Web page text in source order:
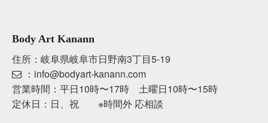
Body Art Kanann
住所：岐阜県岐阜市日野南3丁目5-19
：info@bodyart-kanann.com
営業時間：平日10時〜17時 土曜日10時〜15時
定休日：日、祝 ※時間外 応相談